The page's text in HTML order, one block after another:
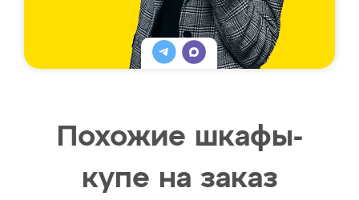
Похожие шкафы-
купе на заказ